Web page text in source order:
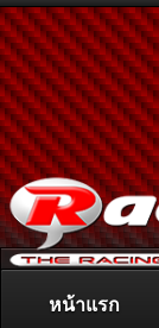
ติดต่อลงโฆษณา
หน้าแรก